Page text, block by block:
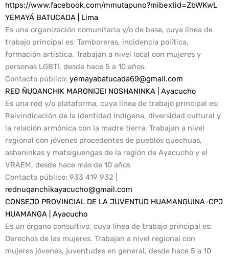
https://www.facebook.com/mmutapuno?mibextid=ZbWKwL
YEMAYÁ BATUCADA | Lima
Es una organización comunitaria y/o de base, cuya línea de
trabajo principal es: Tamboreras, incidencia política,
formación artística. Trabajan a nivel local con mujeres y
personas LGBTI, desde hace 5 a 10 años.
Contacto público: yemayabatucada69@gmail.com
RED ÑUQANCHIK MARONIJEI NOSHANINKA | Ayacucho
Es una red y/o plataforma, cuya línea de trabajo principal es:
Reivindicación de la identidad indígena, diversidad cultural y
la relación armónica con la madre tierra. Trabajan a nivel
regional con jóvenes procedentes de pueblos quechuas,
ashaninkas y matsiguengas de la región de Ayacucho y el
VRAEM, desde hace más de 10 años
Contacto público: 933 419 932 |
rednuqanchikayacucho@gmail.com
CONSEJO PROVINCIAL DE LA JUVENTUD HUAMANGUINA-CPJ
HUAMANGA | Ayacucho
Es un órgano consultivo, cuya línea de trabajo principal es:
Derechos de las mujeres. Trabajan a nivel regional con
mujeres jóvenes, juventudes en general, desde hace 5 a 10